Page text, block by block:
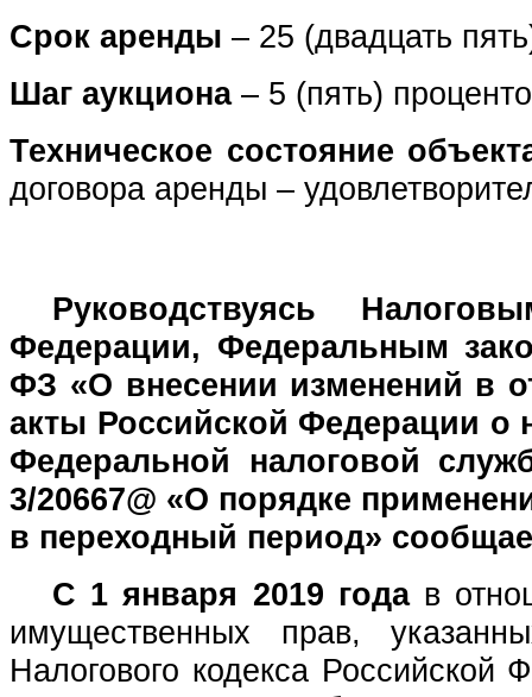
Срок аренды – 25 (двадцать
Шаг аукциона – 5 (пять)
Техническое состояние
договора аренды –
Руководствуясь
Федерации, Федеральным
ФЗ «О внесении изменений в
акты Российской Федерации о
Федеральной налоговой
3/20667@ «О порядке
в переходный период»
С 1 января 2019 годав
имущественных прав,
Налогового кодекса Российской